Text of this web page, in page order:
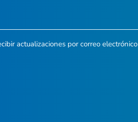
actualizaciones por correo electrónico